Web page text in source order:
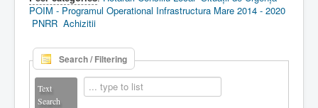
POIM - Programul Operational Infrastructura Mare 2014 - 2020
PNRR Achizitii
Search / Filtering
Text
Search